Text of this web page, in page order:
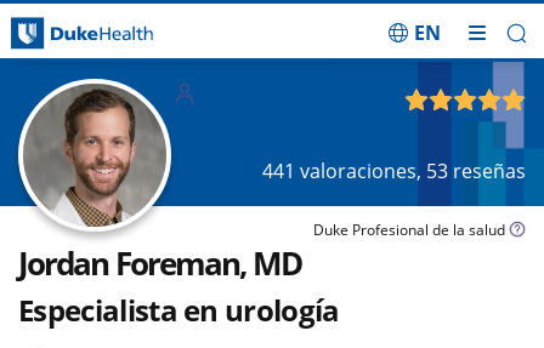
EN
441 valoraciones, 53 reseñas
Duke Profesional de la salud
Jordan Foreman, MD
Especialista en urología